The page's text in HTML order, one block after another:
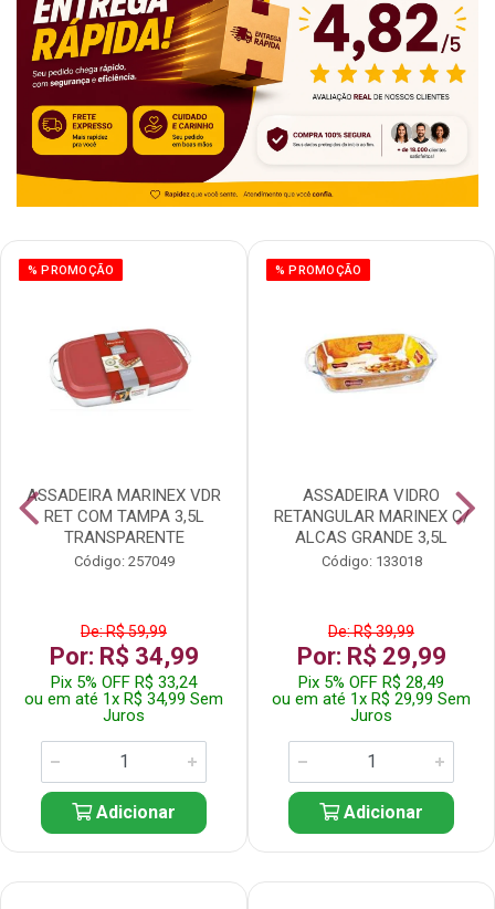
% PROMOÇÃO
ASSADEIRA MARINEX VDR
RET COM TAMPA 3,5L
TRANSPARENTE
Código: 257049
De: R$ 59,99
Por: R$ 34,99
Pix 5% OFF R$ 33,24
ou em até 1x R$ 34,99 Sem
Juros
Adicionar
% PROMOÇÃO
ASSADEIRA VIDRO
RETANGULAR MARINEX C/
ALCAS GRANDE 3,5L
Código: 133018
De: R$ 39,99
Por: R$ 29,99
Pix 5% OFF R$ 28,49
ou em até 1x R$ 29,99 Sem
Juros
Adicionar